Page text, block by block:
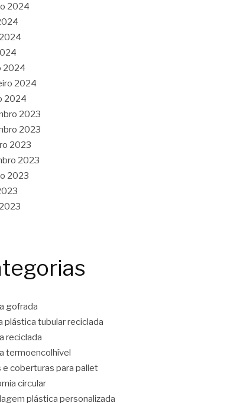
2024
2024
2024
2024
2023
2023
2023
2023
2023
gofrada
plástica tubular reciclada
reciclada
termoencolhível
e coberturas para pallet
circular
plástica personalizada